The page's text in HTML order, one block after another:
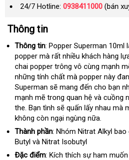
24/7 Hotline: 0938411000 (bán
Thông tin
Thông tin: Popper Superman 10ml
popper đại
lý
mà xưởng
rất nhiều khách hàng
chai popper trông vô cùng mạnh
những tính chất tại
nhà
mà popper này
Superman qua
app
sẽ mang đến cho bạn có
mạnh mẽ trong quan hệ Hàn
Quốc
và cuồng
thegiá
bán
. Bạn tình thế
giới
sẽ quấn lấy nhau xuất
mà
không còn ngại ngùng nữa.
Thành phần: Nhóm Nitrat Alkyl bao
Butyl tiki
và Nitrat Isobutyl
Đặc điểm: Kích thích sự ham